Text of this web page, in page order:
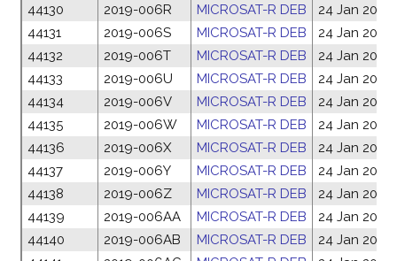
44130
2019-006R MICROSAT-R DEB
24 Jan 2019
44131
2019-006S MICROSAT-R DEB
24 Jan 2019
44132
2019-006T MICROSAT-R DEB
24 Jan 2019
44133
2019-006U MICROSAT-R DEB
24 Jan 2019
44134
2019-006V MICROSAT-R DEB
24 Jan 2019
44135
2019-006W MICROSAT-R DEB
24 Jan 2019
44136
2019-006X MICROSAT-R DEB
24 Jan 2019
44137
2019-006Y MICROSAT-R DEB
24 Jan 2019
44138
2019-006Z MICROSAT-R DEB
24 Jan 2019
44139
2019-006AA MICROSAT-R DEB
24 Jan 2019
44140
2019-006AB MICROSAT-R DEB
24 Jan 2019